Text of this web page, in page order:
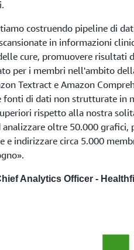
costruendo pipeline di
in informazioni
cure, promuovere risultati
per i membri nell'ambito
Textract e Amazon
fonti di dati non strutturate in
rispetto alla nostra
analizzare oltre 50.000 grafici,
e indirizzare circa 5.000
Analytics Officer -